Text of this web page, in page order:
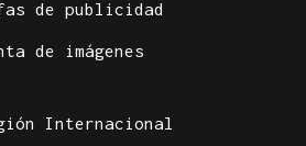
de publicidad
de imágenes
Internacional